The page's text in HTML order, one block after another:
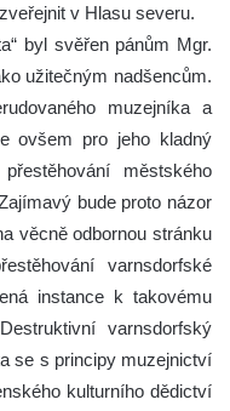
v Hlasu severu.
byl svěřen pánům Mgr.
užitečným nadšencům.
muzejníka a
ovšem pro jeho kladný
městského
bude proto názor
věcně odbornou stránku
varnsdorfské
instance k takovému
varnsdorfský
se s principy muzejnictví
kulturního dědictví